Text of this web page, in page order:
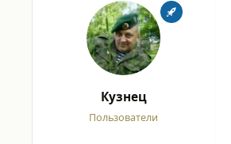
Кузнец
Пользователи